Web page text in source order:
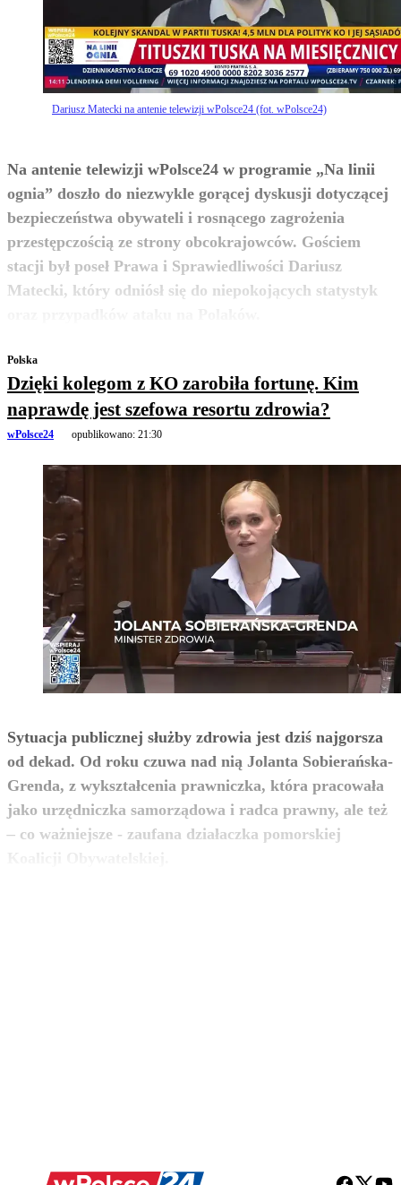
Dariusz Matecki na antenie telewizji wPolsce24 (fot. wPolsce24)
Na antenie telewizji wPolsce24 w programie „Na linii
ognia” doszło do niezwykle gorącej dyskusji dotyczącej
bezpieczeństwa obywateli i rosnącego zagrożenia
przestępczością ze strony obcokrajowców. Gościem
stacji był poseł Prawa i Sprawiedliwości Dariusz
Matecki, który odniósł się do niepokojących statystyk
zobacz więcej
Polska
Dzięki kolegom z KO zarobiła fortunę. Kim
naprawdę jest szefowa resortu zdrowia?
wPolsce24 opublikowano: 21:30
Sytuacja publicznej służby zdrowia jest dziś najgorsza
od dekad. Od roku czuwa nad nią Jolanta Sobierańska-
Grenda, z wykształcenia prawniczka, która pracowała
jako urzędniczka samorządowa i radca prawny, ale też
– co ważniejsze - zaufana działaczka pomorskiej
zobacz więcej